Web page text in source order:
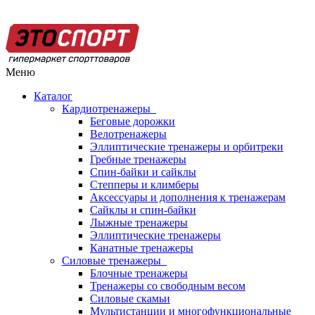
Меню
Каталог
Кардиотренажеры
Беговые дорожки
Велотренажеры
Эллиптические тренажеры и орбитреки
Гребные тренажеры
Спин-байки и сайклы
Степперы и климберы
Аксессуары и дополнения к тренажерам
Сайклы и спин-байки
Лыжные тренажеры
Эллиптические тренажеры
Канатные тренажеры
Силовые тренажеры
Блочные тренажеры
Тренажеры со свободным весом
Силовые скамьи
Мультистанции и многофункциональные